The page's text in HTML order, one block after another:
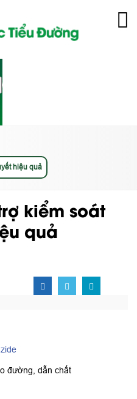
hiệu quả
kiểm soát
quả
đường, dẫn chất